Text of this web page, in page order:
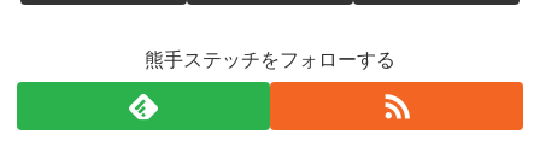
熊手ステッチをフォローする